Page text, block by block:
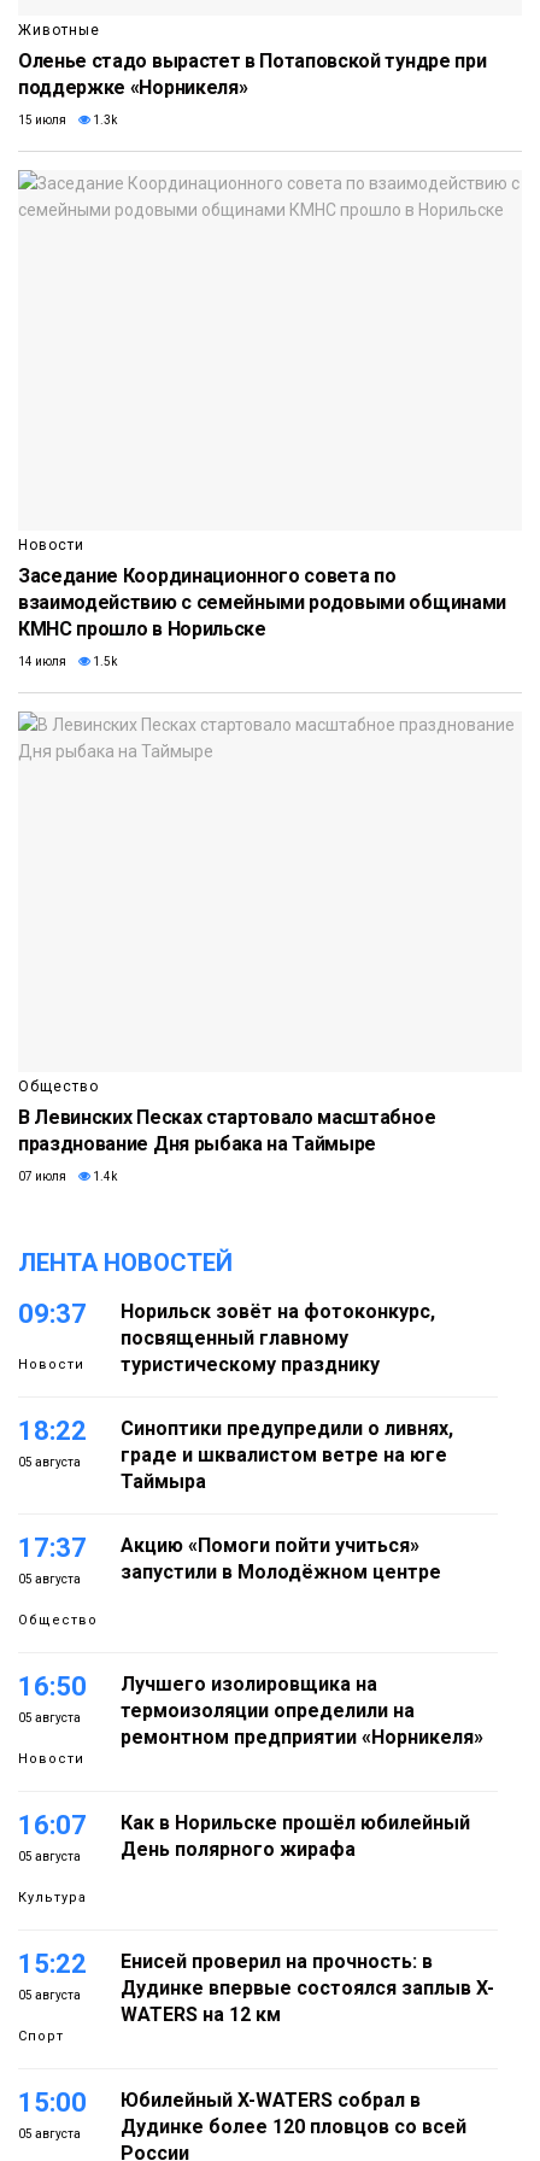
Животные
Оленье стадо вырастет в Потаповской тундре при
поддержке «Норникеля»
15 июля 1.3k
Новости
Заседание Координационного совета по
взаимодействию с семейными родовыми общинами
КМНС прошло в Норильске
14 июля 1.5k
Общество
В Левинских Песках стартовало масштабное
празднование Дня рыбака на Таймыре
07 июля 1.4k
ЛЕНТА НОВОСТЕЙ
09:37
Новости
Норильск зовёт на фотоконкурс,
посвященный главному
туристическому празднику
18:22
05 августа
Синоптики предупредили о ливнях,
граде и шквалистом ветре на юге
Таймыра
17:37
05 августа
Общество
Акцию «Помоги пойти учиться»
запустили в Молодёжном центре
16:50
05 августа
Новости
Лучшего изолировщика на
термоизоляции определили на
ремонтном предприятии «Норникеля»
16:07
05 августа
Культура
Как в Норильске прошёл юбилейный
День полярного жирафа
15:22
05 августа
Спорт
Енисей проверил на прочность: в
Дудинке впервые состоялся заплыв X-
WATERS на 12 км
15:00
05 августа
Юбилейный X-WATERS собрал в
Дудинке более 120 пловцов со всей
России